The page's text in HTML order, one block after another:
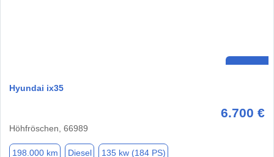
Hyundai ix35
6.700 €
Höhfröschen, 66989
198.000 km Diesel 135 kw (184 PS)